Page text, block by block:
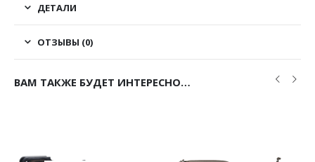
ДЕТАЛИ
ОТЗЫВЫ (0)
ВАМ ТАКЖЕ БУДЕТ ИНТЕРЕСНО…